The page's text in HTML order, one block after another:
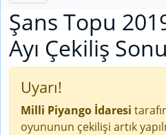
Şans Topu
Ayı Çekiliş
Uyarı!
Milli Piyango İdaresi
oyununun çekilişi artık